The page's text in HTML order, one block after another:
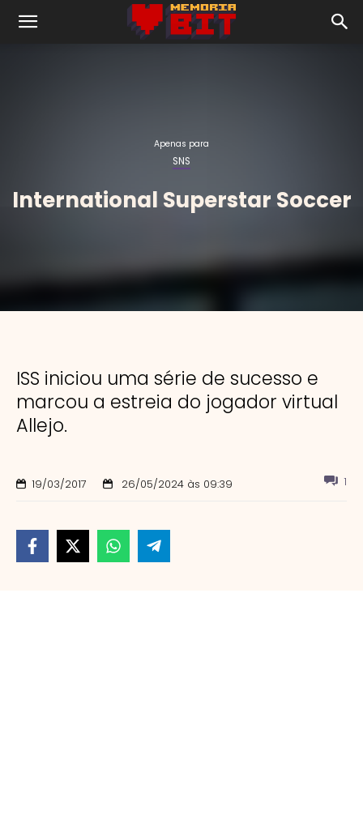
Apenas para
International Superstar Soccer
ISS iniciou uma série de sucesso e
marcou a estreia do jogador virtual
Allejo.
19/03/2017 26/05/2024 às 09:39 1